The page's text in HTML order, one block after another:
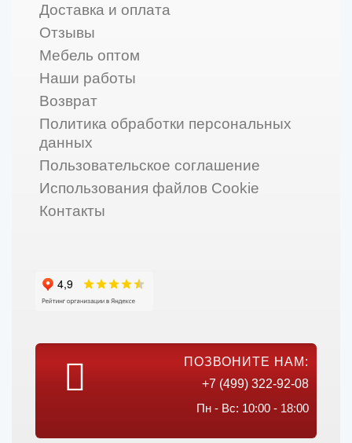
Доставка и оплата
Отзывы
Мебель оптом
Наши работы
Возврат
Политика обработки персональных
данных
Пользовательское соглашение
Использования файлов Cookie
Контакты
ПОЗВОНИТЕ НАМ:
+7 (499) 322-92-08
Пн - Вс: 10:00 - 18:00